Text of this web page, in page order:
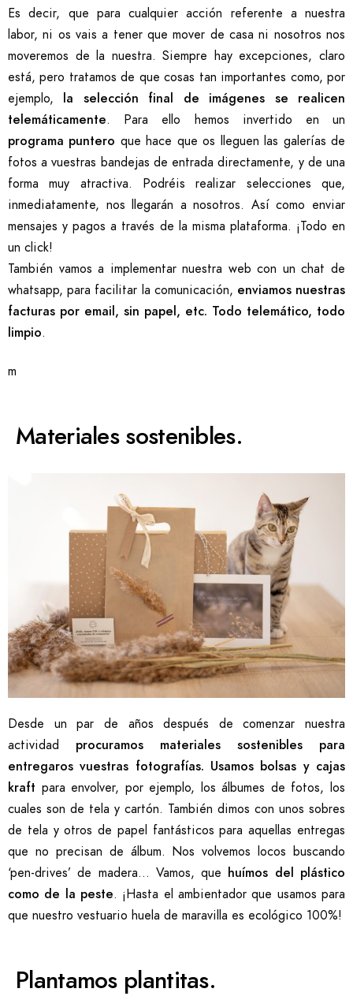
Es decir, que para cualquier acción referente a nuestra
labor, ni os vais a tener que mover de casa ni nosotros nos
moveremos de la nuestra. Siempre hay excepciones, claro
está, pero tratamos de que cosas tan importantes como, por
ejemplo, la selección final de imágenes se realicen
telemáticamente. Para ello hemos invertido en un
programa puntero que hace que os lleguen las galerías de
fotos a vuestras bandejas de entrada directamente, y de una
forma muy atractiva. Podréis realizar selecciones que,
inmediatamente, nos llegarán a nosotros. Así como enviar
mensajes y pagos a través de la misma plataforma. ¡Todo en
un click!
También vamos a implementar nuestra web con un chat de
whatsapp, para facilitar la comunicación, enviamos nuestras
facturas por email, sin papel, etc. Todo telemático, todo
limpio.
m
Materiales sostenibles.
Desde un par de años después de comenzar nuestra
actividad procuramos materiales sostenibles para
entregaros vuestras fotografías. Usamos bolsas y cajas
kraft para envolver, por ejemplo, los álbumes de fotos, los
cuales son de tela y cartón. También dimos con unos sobres
de tela y otros de papel fantásticos para aquellas entregas
que no precisan de álbum. Nos volvemos locos buscando
‘pen-drives’ de madera… Vamos, que huímos del plástico
como de la peste. ¡Hasta el ambientador que usamos para
que nuestro vestuario huela de maravilla es ecológico 100%!
Plantamos plantitas.